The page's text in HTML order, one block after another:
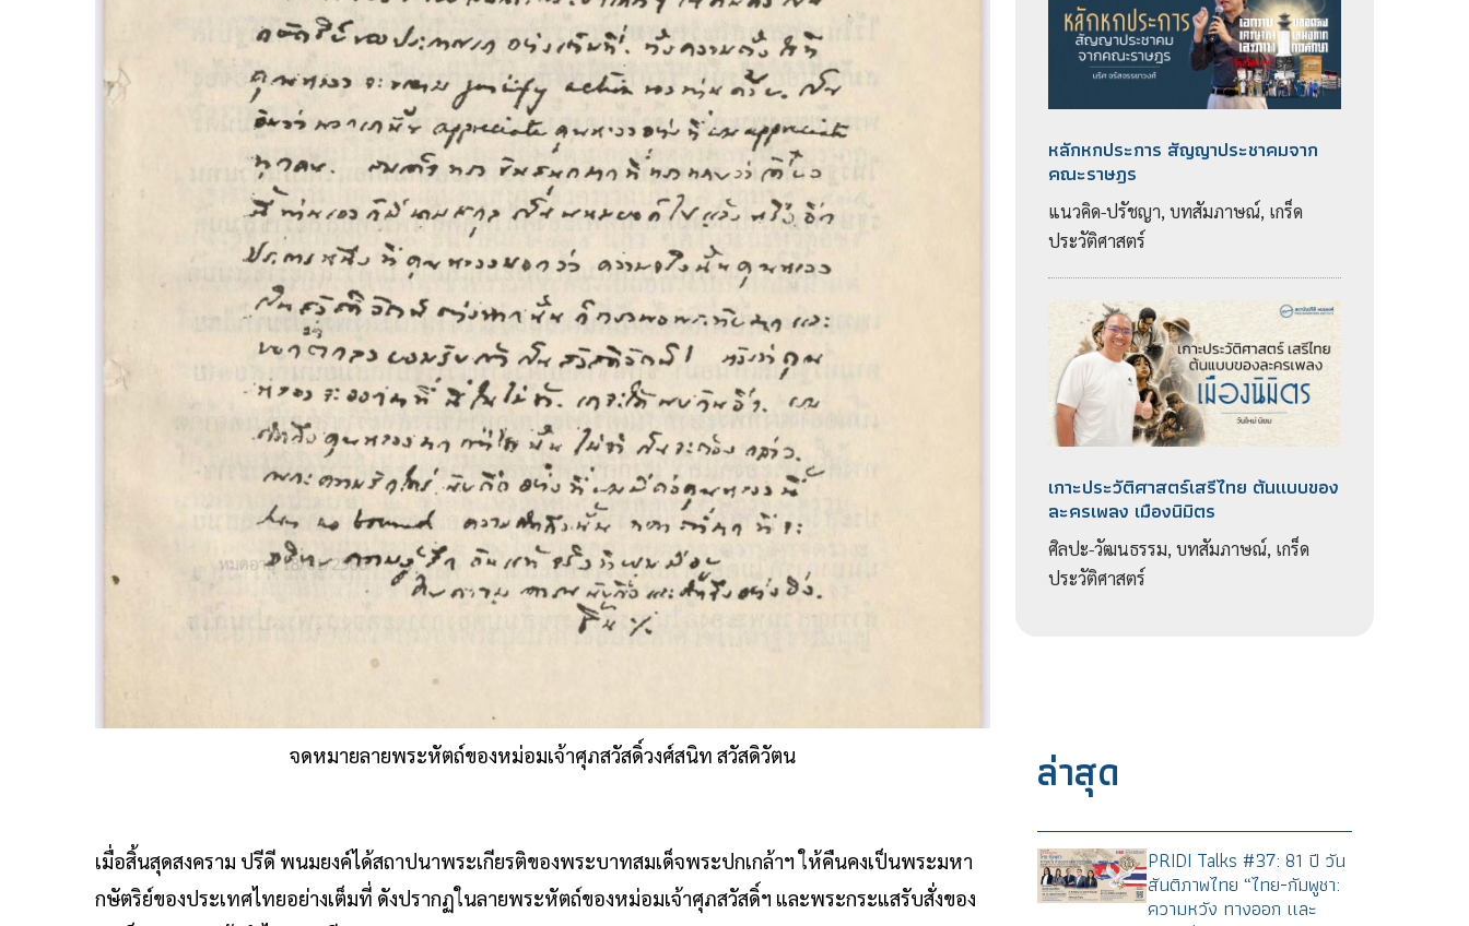
จดหมายลายพระหัตถ์ของหม่อมเจ้าศุภสวัสดิ์วงศ์สนิท สวัสดิวัตน
เมื่อสิ้นสุดสงคราม ปรีดี พนมยงค์ได้สถาปนาพระเกียรติของพระบาทสมเด็จพระปกเกล้าฯ ให้คืนคงเป็นพระมหา
กษัตริย์ของประเทศไทยอย่างเต็มที่ ดังปรากฏในลายพระหัตถ์ของหม่อมเจ้าศุภสวัสดิ์ฯ และพระกระแสรับสั่งของ
หลักหกประการ สัญญาประชาคมจาก
คณะราษฎร
แนวคิด-ปรัชญา, บทสัมภาษณ์, เกร็ด
ประวัติศาสตร์
เกาะประวัติศาสตร์เสรีไทย ต้นแบบของ
ละครเพลง เมืองนิมิตร
ศิลปะ-วัฒนธรรม, บทสัมภาษณ์, เกร็ด
ประวัติศาสตร์
ล่าสุด
PRIDI Talks #37: 81 ปี วัน
สันติภาพไทย “ไทย-กัมพูชา:
ความหวัง ทางออก และ